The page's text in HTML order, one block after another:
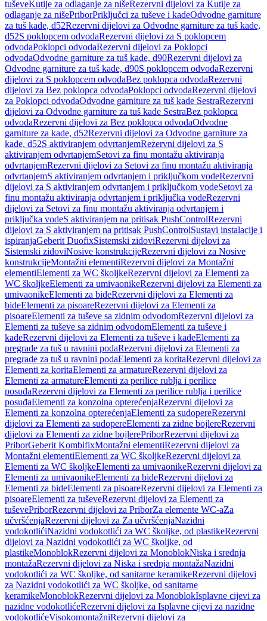
tuševeKutije za odlaganje za nišeRezervni dijelovi za Kutije za
odlaganje za nišePriborPriključci za tuševe i kadeOdvodne garniture
za tuš kade, d52Rezervni dijelovi za Odvodne garniture za tuš kade,
d52S poklopcem odvodaRezervni dijelovi za S poklopcem
odvodaPoklopci odvodaRezervni dijelovi za Poklopci
odvodaOdvodne garniture za tuš kade, d90Rezervni dijelovi za
Odvodne garniture za tuš kade, d90S poklopcem odvodaRezervni
dijelovi za S poklopcem odvodaBez poklopca odvodaRezervni
dijelovi za Bez poklopca odvodaPoklopci odvodaRezervni dijelovi
za Poklopci odvodaOdvodne garniture za tuš kade SestraRezervni
dijelovi za Odvodne garniture za tuš kade SestraBez poklopca
odvodaRezervni dijelovi za Bez poklopca odvodaOdvodne
garniture za kade, d52Rezervni dijelovi za Odvodne garniture za
kade, d52S aktiviranjem odvrtanjemRezervni dijelovi za S
aktiviranjem odvrtanjemSetovi za finu montažu aktiviranja
odvrtanjemRezervni dijelovi za Setovi za finu montažu aktiviranja
odvrtanjemS aktiviranjem odvrtanjem i priključkom vodeRezervni
dijelovi za S aktiviranjem odvrtanjem i priključkom vodeSetovi za
finu montažu aktiviranja odvrtanjem i priključka vodeRezervni
dijelovi za Setovi za finu montažu aktiviranja odvrtanjem i
priključka vodeS aktiviranjem na pritisak PushControlRezervni
dijelovi za S aktiviranjem na pritisak PushControlSustavi instalacije i
ispiranjaGeberit DuofixSistemski zidoviRezervni dijelovi za
Sistemski zidoviNosive konstrukcijeRezervni dijelovi za Nosive
konstrukcijeMontažni elementiRezervni dijelovi za Montažni
elementiElementi za WC školjkeRezervni dijelovi za Elementi za
WC školjkeElementi za umivaonikeRezervni dijelovi za Elementi za
umivaonikeElementi za bideRezervni dijelovi za Elementi za
bideElementi za pisoareRezervni dijelovi za Elementi za
pisoareElementi za tuševe sa zidnim odvodomRezervni dijelovi za
Elementi za tuševe sa zidnim odvodomElementi za tuševe i
kadeRezervni dijelovi za Elementi za tuševe i kadeElementi za
pregrade za tuš u ravnini podaRezervni dijelovi za Elementi za
pregrade za tuš u ravnini podaElementi za koritaRezervni dijelovi za
Elementi za koritaElementi za armatureRezervni dijelovi za
Elementi za armatureElementi za perilice rublja i perilice
posuđaRezervni dijelovi za Elementi za perilice rublja i perilice
posuđaElementi za konzolna opterećenjaRezervni dijelovi za
Elementi za konzolna opterećenjaElementi za sudopereRezervni
dijelovi za Elementi za sudopereElementi za zidne bojlereRezervni
dijelovi za Elementi za zidne bojlerePriborRezervni dijelovi za
PriborGeberit KombifixMontažni elementiRezervni dijelovi za
Montažni elementiElementi za WC školjkeRezervni dijelovi za
Elementi za WC školjkeElementi za umivaonikeRezervni dijelovi za
Elementi za umivaonikeElementi za bideRezervni dijelovi za
Elementi za bideElementi za pisoareRezervni dijelovi za Elementi za
pisoareElementi za tuševeRezervni dijelovi za Elementi za
tuševePriborRezervni dijelovi za PriborZa elemente WC-aZa
učvršćenjaRezervni dijelovi za Za učvršćenjaNazidni
vodokotlićiNazidni vodokotlići za WC školjke, od plastikeRezervni
dijelovi za Nazidni vodokotlići za WC školjke, od
plastikeMonoblokRezervni dijelovi za MonoblokNiska i srednja
montažaRezervni dijelovi za Niska i srednja montažaNazidni
vodokotlići za WC školjke, od sanitarne keramikeRezervni dijelovi
za Nazidni vodokotlići za WC školjke, od sanitarne
keramikeMonoblokRezervni dijelovi za MonoblokIsplavne cijevi za
nazidne vodokotlićeRezervni dijelovi za Isplavne cijevi za nazidne
vodokotlićeVisokomontažniRezervni dijelovi za